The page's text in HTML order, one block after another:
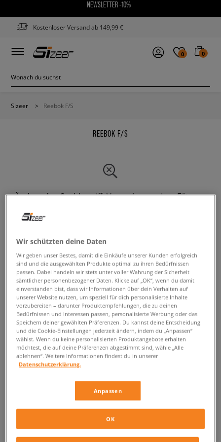
NEWSLETTER -10%
Kostenloser Versand ab 149,99 €
0 0
Sizeer > Reebok F/S
REEBOK F/S
Ändere den Suchbegriff. Versuche, weniger Filter zu
Reebok F S
Sportlicher Stil mit Frauenpower? Klar, mit den legendären Sportschuh
Reebok F S ! Er erfreut sich beim schönen Geschlecht seit Jahren großer
Beliebtheit. Deswegen hat die Marke ihn konstant verfeinert und mit
originellen Details versehen. Suchst du nach bequemen Schuhen mit
weiblichem Powertouch für den Alltag? Greife zu den Reebok F S in
deiner Lieblingsfarbe. Diese Sneaker werden dich mit Sicherheit nicht
enttäuschen!.
Reebok F S – ein Klassiker urbanen Styles in
weiblicher Ausführung
Freestyle Hi debütierte in den 80ern und ist auf
Anhieb zu einem Vorzeigeprodukt der Marke geworden. Sein
Wir schützten deine Daten
Wir geben unser Bestes, damit die Einkäufe unserer Kunden erfolgreich
sind und die ausgewählten Produkte optimal zu ihren Bedürfnissen
passen. Dabei handeln wir stets unter voller Wahrung der Sicherheit
sämtlicher personenbezogener Daten. Klicke auf „OK“, wenn du damit
einverstanden bist, dass wir Informationen über dein Verhalten auf
unserer Website nutzen, um speziell für dich personalisierte Inhalte
vorzubereiten – darunter Produktempfehlungen, die zu deinen
Bedürfnissen und Interessen passen, personalisierte Werbung oder das
Speichern deiner gewählten Präferenzen. Du kannst deine Entscheidung
und die Cookie-Einstellungen jederzeit ändern, indem du „Anpassen“
wählst. Wenn du keine personalisierten Produktangebote erhalten
möchtest, die auf deine Präferenzen abgestimmt sind, wähle „Alle
ablehnen“. Weitere Informationen findest du in unserer
Datenschutzerklärung.
Anpassen
OK